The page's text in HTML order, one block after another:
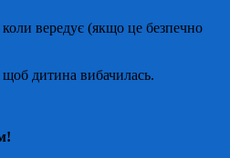
вередує (якщо це безпечно
дитина вибачилась.